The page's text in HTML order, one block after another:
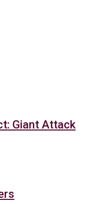
Giant Attack